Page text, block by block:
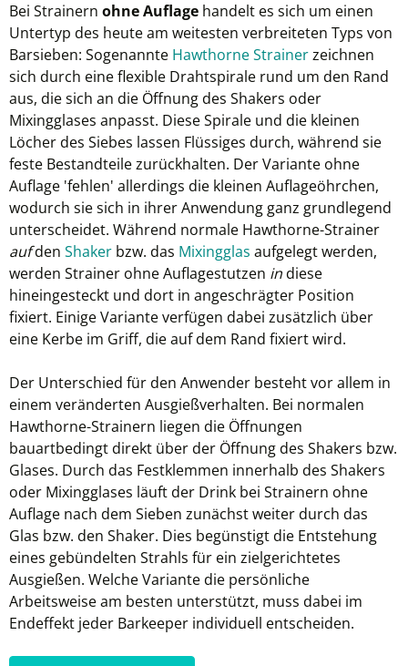
Bei Strainern ohne Auflage handelt es sich um einen
Untertyp des heute am weitesten verbreiteten Typs von
Barsieben: Sogenannte Hawthorne Strainerzeichnen
sich durch eine flexible Drahtspirale rund um den Rand
aus, die sich an die Öffnung des Shakers oder
Mixingglases anpasst. Diese Spirale und die kleinen
Löcher des Siebes lassen Flüssiges durch, während sie
feste Bestandteile zurückhalten. Der Variante ohne
Auflage 'fehlen' allerdings die kleinen Auflageöhrchen,
wodurch sie sich in ihrer Anwendung ganz grundlegend
unterscheidet. Während normale Hawthorne-Strainer
aufden Shaker bzw. das Mixingglas aufgelegt werden,
werden Strainer ohne Auflagestutzen indiese
hineingesteckt und dort in angeschrägter Position
fixiert. Einige Variante verfügen dabei zusätzlich über
eine Kerbe im Griff, die auf dem Rand fixiert wird.
Der Unterschied für den Anwender besteht vor allem in
einem veränderten Ausgießverhalten. Bei normalen
Hawthorne-Strainern liegen die Öffnungen
bauartbedingt direkt über der Öffnung des Shakers bzw.
Glases. Durch das Festklemmen innerhalb des Shakers
oder Mixingglases läuft der Drink bei Strainern ohne
Auflage nach dem Sieben zunächst weiter durch das
Glas bzw. den Shaker. Dies begünstigt die Entstehung
eines gebündelten Strahls für ein zielgerichtetes
Ausgießen. Welche Variante die persönliche
Arbeitsweise am besten unterstützt, muss dabei im
Endeffekt jeder Barkeeper individuell entscheiden.